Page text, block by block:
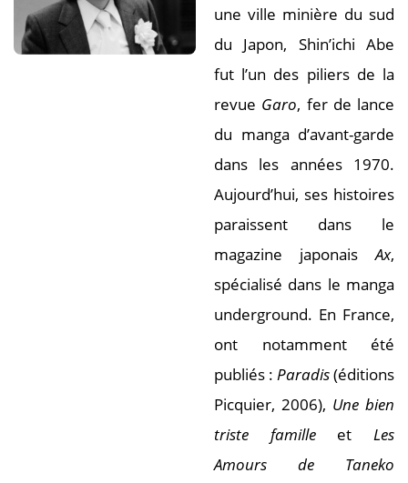
une ville minière du sud
du Japon, Shin’ichi Abe
fut l’un des piliers de la
revue Garo, fer de lance
du manga d’avant-garde
dans les années 1970.
Aujourd’hui, ses histoires
paraissent dans le
magazine japonaisAx,
spécialisé dans le manga
underground. En France,
ont notamment été
publiés : Paradis(éditions
Picquier, 2006), Une bien
triste familleetLes
Amours de Taneko